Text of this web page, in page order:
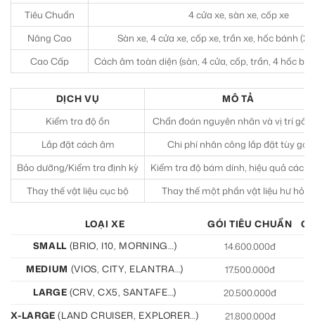
Tiêu Chuẩn
4 cửa xe, sàn xe, cốp xe
Nâng Cao
Sàn xe, 4 cửa xe, cốp xe, trần xe, hốc bánh (2
Cao Cấp
Cách âm toàn diện (sàn, 4 cửa, cốp, trần, 4 hốc
DỊCH VỤ
MÔ TẢ
Kiểm tra độ ồn
Chẩn đoán nguyên nhân và vị trí gây
Lắp đặt cách âm
Chi phí nhân công lắp đặt tùy gói
Bảo dưỡng/Kiểm tra định kỳ
Kiểm tra độ bám dính, hiệu quả cách
Thay thế vật liệu cục bộ
Thay thế một phần vật liệu hư hỏng
LOẠI XE GÓI TIÊU CHUẨN
SMALL (BRIO, I10, MORNING…) 14.600.000đ
MEDIUM (VIOS, CITY, ELANTRA…) 17.500.000đ
LARGE (CRV, CX5, SANTAFE…) 20.500.000đ
X-LARGE(LAND CRUISER, EXPLORER…) 21.800.000đ